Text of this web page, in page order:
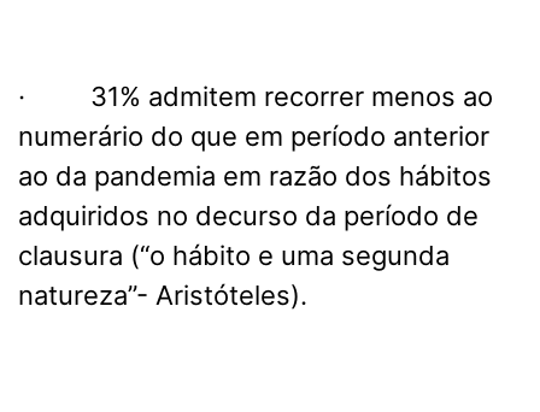
· 31% admitem recorrer menos ao
numerário do que em período anterior
ao da pandemia em razão dos hábitos
adquiridos no decurso da período de
clausura (“o hábito e uma segunda
natureza”- Aristóteles).